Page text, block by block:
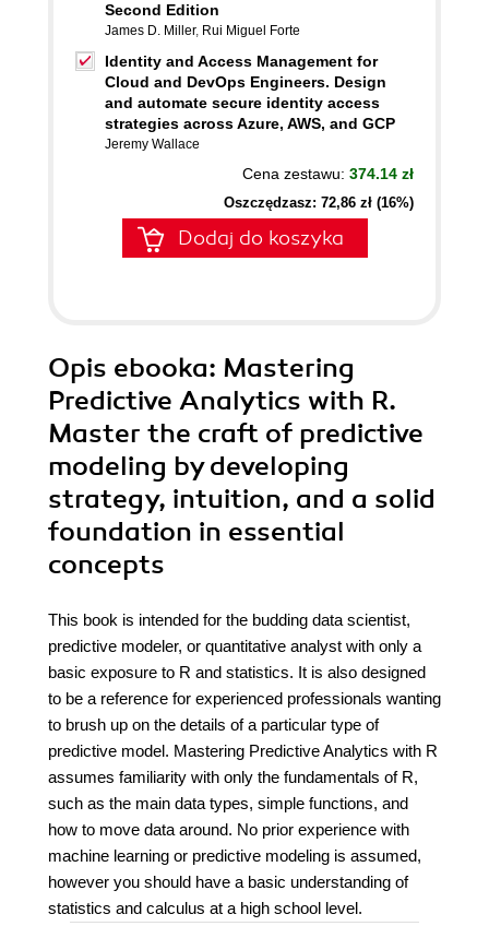
Second Edition
James D. Miller, Rui Miguel Forte
Identity and Access Management for
Cloud and DevOps Engineers. Design
and automate secure identity access
strategies across Azure, AWS, and GCP
Jeremy Wallace
Cena zestawu: 374.14 zł
Oszczędzasz: 72,86 zł (16%)
Dodaj do koszyka
Opis ebooka: Mastering
Predictive Analytics with R.
Master the craft of predictive
modeling by developing
strategy, intuition, and a solid
foundation in essential
concepts
This book is intended for the budding data scientist,
predictive modeler, or quantitative analyst with only a
basic exposure to R and statistics. It is also designed
to be a reference for experienced professionals wanting
to brush up on the details of a particular type of
predictive model. Mastering Predictive Analytics with R
assumes familiarity with only the fundamentals of R,
such as the main data types, simple functions, and
how to move data around. No prior experience with
machine learning or predictive modeling is assumed,
however you should have a basic understanding of
statistics and calculus at a high school level.